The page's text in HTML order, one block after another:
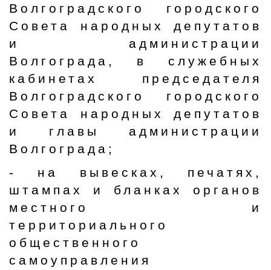
Волгоградского городского
Совета народных депутатов
и администрации
Волгограда, в служебных
кабинетах председателя
Волгоградского городского
Совета народных депутатов
и главы администрации
Волгограда;
- на вывесках, печатях,
штампах и бланках органов
местного и
территориального
общественного
самоуправления